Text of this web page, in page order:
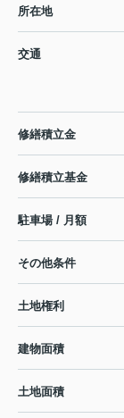
所在地
交通
修繕積立金
修繕積立基金
駐車場 / 月額
その他条件
土地権利
建物面積
土地面積